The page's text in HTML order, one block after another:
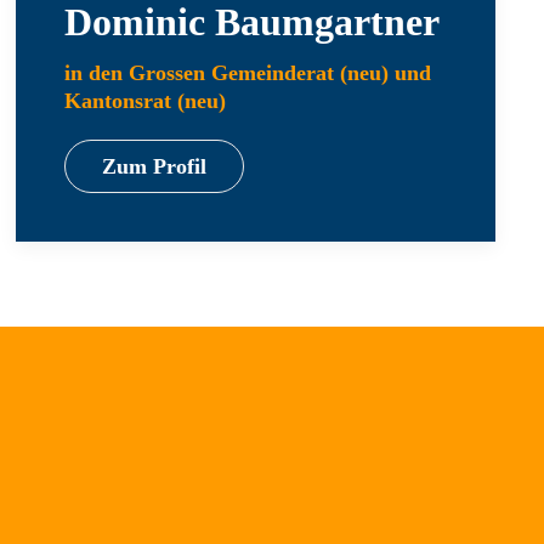
Dominic Baumgartner
in den Grossen Gemeinderat (neu) und
Kantonsrat (neu)
Zum Profil